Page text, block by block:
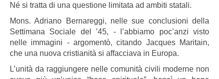
Né si tratta di una questione limitata ad ambiti statali.
Mons. Adriano Bernareggi, nelle sue conclusioni della
Settimana Sociale del ’45, - l’abbiamo poc’anzi visto
nelle immagini - argomentò, citando Jacques Maritain,
che una nuova cristianità si affacciava in Europa.
L’unità da raggiungere nelle comunità civili moderne non